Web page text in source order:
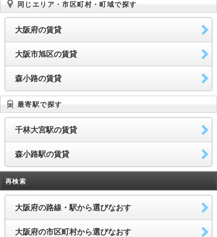
同じエリア・市区町村・町域で探す
大阪府の賃貸
大阪市旭区の賃貸
森小路の賃貸
最寄駅で探す
千林大宮駅の賃貸
森小路駅の賃貸
再検索
大阪府の路線・駅から選びなおす
大阪府の市区町村から選びなおす